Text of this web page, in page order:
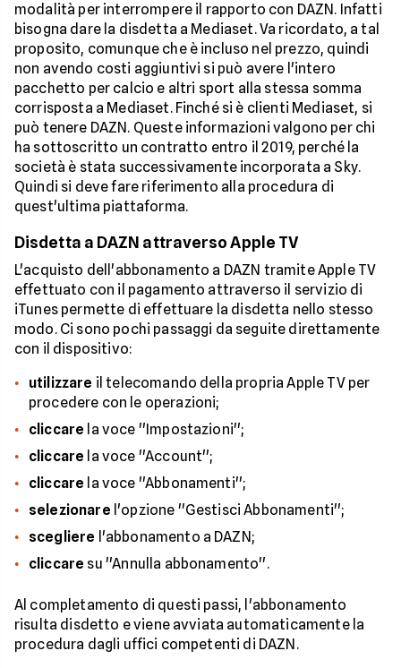
modalità per interrompere il rapporto con DAZN. Infatti
bisogna dare la disdetta a Mediaset. Va ricordato, a tal
proposito, comunque che è incluso nel prezzo, quindi
non avendo costi aggiuntivi si può avere l'intero
pacchetto per calcio e altri sport alla stessa somma
corrisposta a Mediaset. Finché si è clienti Mediaset, si
può tenere DAZN. Queste informazioni valgono per chi
ha sottoscritto un contratto entro il 2019, perché la
società è stata successivamente incorporata a Sky.
Quindi si deve fare riferimento alla procedura di
quest'ultima piattaforma.
Disdetta a DAZN attraverso Apple TV
L'acquisto dell'abbonamento a DAZN tramite Apple TV
effettuato con il pagamento attraverso il servizio di
iTunes permette di effettuare la disdetta nello stesso
modo. Ci sono pochi passaggi da seguite direttamente
con il dispositivo:
utilizzare il telecomando della propria Apple TV per
procedere con le operazioni;
cliccare la voce ''Impostazioni'';
cliccare la voce ''Account'';
cliccare la voce ''Abbonamenti'';
selezionare l'opzione ''Gestisci Abbonamenti'';
scegliere l'abbonamento a DAZN;
cliccare su ''Annulla abbonamento''.
Al completamento di questi passi, l'abbonamento
risulta disdetto e viene avviata automaticamente la
procedura dagli uffici competenti di DAZN.